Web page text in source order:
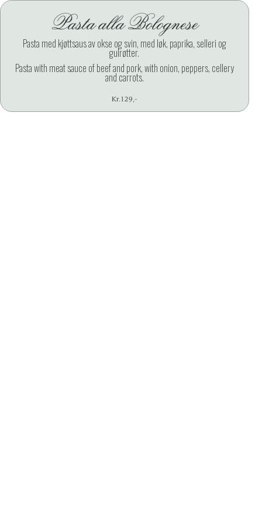
Pasta alla Bolognese
Pasta med kjøttsaus av okse og svin, med løk, paprika, selleri og
gulrøtter.
Pasta with meat sauce of beef and pork, with onion, peppers, cellery
and carrots.
Kr. 129 ,-